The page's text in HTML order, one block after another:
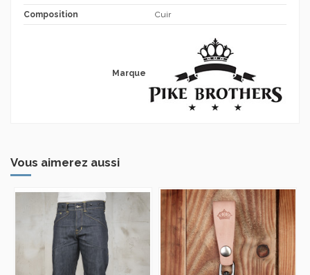
Composition Cuir
Marque
Vous aimerez aussi